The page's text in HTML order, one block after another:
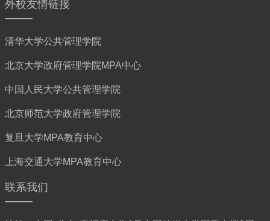
外校友情链接
清华大学公共管理学院
北京大学政府管理学院MPA中心
中国人民大学公共管理学院
北京师范大学政府管理学院
复旦大学MPA教育中心
上海交通大学MPA教育中心
联系我们